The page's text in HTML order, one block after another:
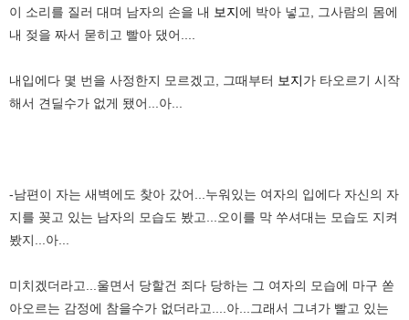
이 소리를 질러 대며 남자의 손을 내 보지에 박아 넣고, 그사람의 몸에
내 젖을 짜서 묻히고 빨아 댔어....
내입에다 몇 번을 사정한지 모르겠고, 그때부터 보지가 타오르기 시작
해서 견딜수가 없게 됐어...아...
-남편이 자는 새벽에도 찾아 갔어...누워있는 여자의 입에다 자신의 자
지를 꽂고 있는 남자의 모습도 봤고...오이를 막 쑤셔대는 모습도 지켜
봤지...아...
미치겠더라고...울면서 당할건 죄다 당하는 그 여자의 모습에 마구 쏟
아오르는 감정에 참을수가 없더라고....아...그래서 그녀가 빨고 있는